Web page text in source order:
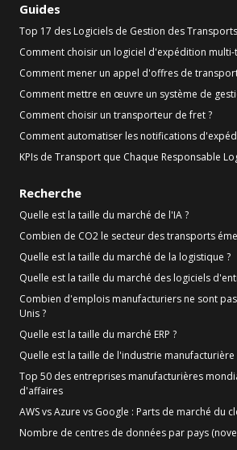
Guides
Top 17 des Logiciels de Gestion des
Comment choisir un logiciel d'expédition
Comment mener un appel d'offres de
Comment mettre en œuvre un système de
Comment choisir un transporteur de fret ?
Comment automatiser les notifications
KPIs de Transport que Chaque Responsable
Recherche
Quelle est la taille du marché de l'IA ?
Combien de CO2 le secteur des transports
Quelle est la taille du marché de la logistique ?
Quelle est la taille du marché des logiciels
Combien d'emplois manufacturiers ne sont
Unis ?
Quelle est la taille du marché ERP ?
Quelle est la taille de l'industrie manufacturière
Top 50 des entreprises manufacturières
d'affaires
AWS vs Azure vs Google : Parts de marché du
Nombre de centres de données par pays